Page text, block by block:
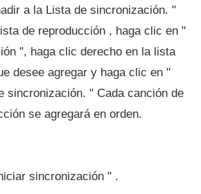
a la Lista de sincronización. "
de reproducción , haga clic en "
", haga clic derecho en la lista
desee agregar y haga clic en "
sincronización. " Cada canción de
se agregará en orden.
sincronización " .